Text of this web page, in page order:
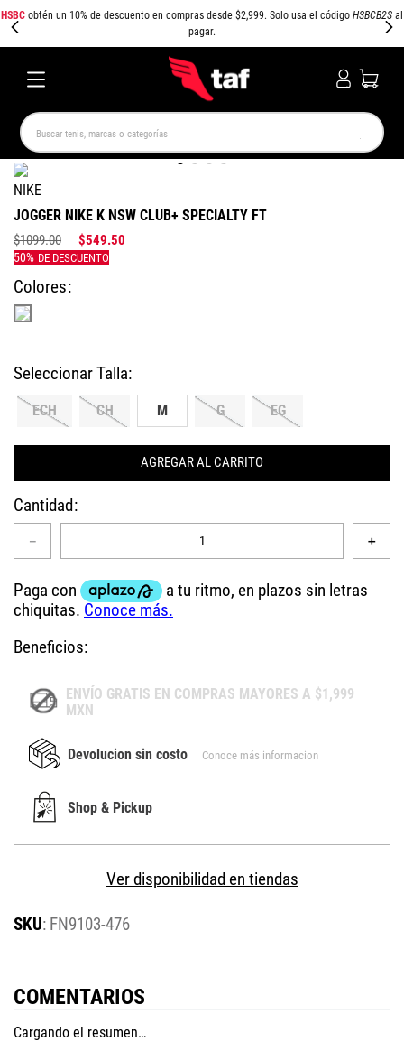
HSBC obtén un 10% de descuento en compras desde $2,999. Solo usa el código HSBCB2S al
pagar.
Buscar tenis, marcas o categorías
NIKE
JOGGER NIKE K NSW CLUB+ SPECIALTY FT
$1099.00 $549.50
Colores
ECH CH M G EG
AGREGAR AL CARRITO
Cantidad
＋
－
Beneficios:
ENVÍO GRATIS EN COMPRAS MAYORES A $1,999
MXN
Devolucion sin costo Conoce más informacion
Shop & Pickup
Ver disponibilidad en tiendas
: FN9103-476
COMENTARIOS
Cargando el resumen…
TÉRMINOS MÁS BUSCADOS
NEW BALANCE
PUMA SPEEDCAT